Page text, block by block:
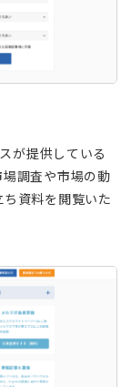
が提供している
調査や市場の動
資料を閲覧いた